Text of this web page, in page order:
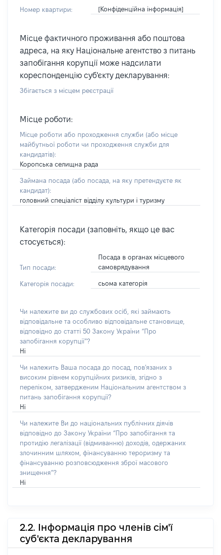
Номер квартири: [Конфіденційна інформація]
Місце фактичного проживання або поштова
адреса, на яку Національне агентство з питань
запобігання корупції може надсилати
кореспонденцію суб'єкту декларування:
Збігається з місцем реєстрації
Місце роботи:
Місце роботи або проходження служби (або місце
майбутньої роботи чи проходження служби для
кандидатів):
Коропська селищна рада
Займана посада (або посада, на яку претендуєте як
кандидат):
головний спеціаліст відділу культури і туризму
Категорія посади (заповніть, якщо це вас
стосується):
Тип посади:
Посада в органах місцевого
самоврядування
Категорія посади: сьома категорія
Чи належите ви до службових осіб, які займають
відповідальне та особливо відповідальне становище,
відповідно до статті 50 Закону України “Про
запобігання корупції”?
Ні
Чи належить Ваша посада до посад, пов'язаних з
високим рівнем корупційних ризиків, згідно з
переліком, затвердженим Національним агентством з
питань запобігання корупції?
Ні
Чи належите Ви до національних публічних діячів
відповідно до Закону України “Про запобігання та
протидію легалізації (відмиванню) доходів, одержаних
злочинним шляхом, фінансуванню тероризму та
фінансуванню розповсюдження зброї масового
знищення”?
Ні
2.2. Інформація про членів сім'ї
суб'єкта декларування